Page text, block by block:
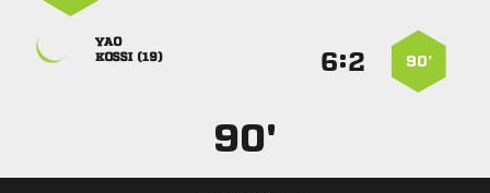
90’
:

 
90'